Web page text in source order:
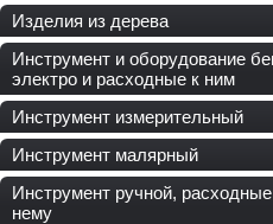
Изделия из дерева
Инструмент и оборудование
электро и расходные к ним
Инструмент измерительный
Инструмент малярный
Инструмент ручной,
нему